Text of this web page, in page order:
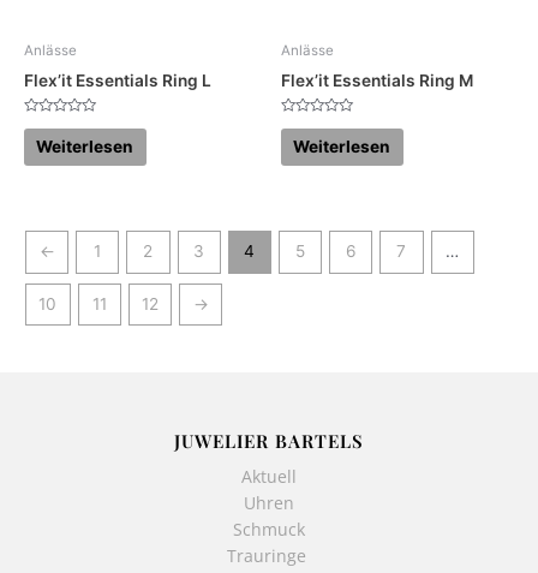
Anlässe
Flex’it Essentials Ring L
Bewertet
mit
von
Weiterlesen
Anlässe
Flex’it Essentials Ring M
Bewertet
mit
von
Weiterlesen
← 1 2 3 4 5 6 7 …
10 11 12 →
JUWELIER BARTELS
Aktuell
Uhren
Schmuck
Trauringe